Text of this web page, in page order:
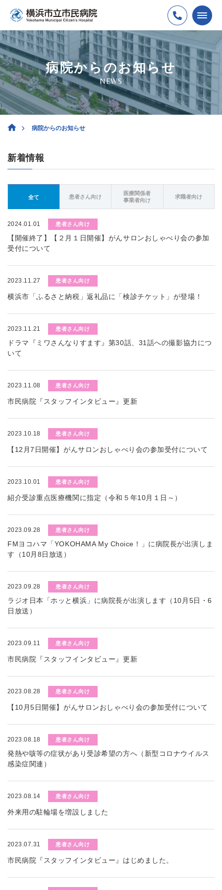
病院からのお知らせ
NEWS
病院からのお知らせ
新着情報
全て 患者さん向け
医療関係者
事業者向け
求職者向け
2024.01.01 患者さん向け
【開催終了】【２月１日開催】がんサロンおしゃべり会の参加
受付について
2023.11.27 患者さん向け
横浜市「ふるさと納税」返礼品に「検診チケット」が登場！
2023.11.21 患者さん向け
ドラマ『ミワさんなりすます』第30話、31話への撮影協力につ
いて
2023.11.08 患者さん向け
市民病院『スタッフインタビュー』更新
2023.10.18 患者さん向け
【12月7日開催】がんサロンおしゃべり会の参加受付について
2023.10.01 患者さん向け
紹介受診重点医療機関に指定（令和５年10月１日～）
2023.09.28 患者さん向け
FMヨコハマ「YOKOHAMA My Choice！」に病院長が出演しま
す（10月8日放送）
2023.09.28 患者さん向け
ラジオ日本「ホッと横浜」に病院長が出演します（10月5日・6
日放送）
2023.09.11 患者さん向け
市民病院『スタッフインタビュー』更新
2023.08.28 患者さん向け
【10月5日開催】がんサロンおしゃべり会の参加受付について
2023.08.18 患者さん向け
発熱や咳等の症状があり受診希望の方へ（新型コロナウイルス
感染症関連）
2023.08.14 患者さん向け
外来用の駐輪場を増設しました
2023.07.31 患者さん向け
市民病院『スタッフインタビュー』はじめました。